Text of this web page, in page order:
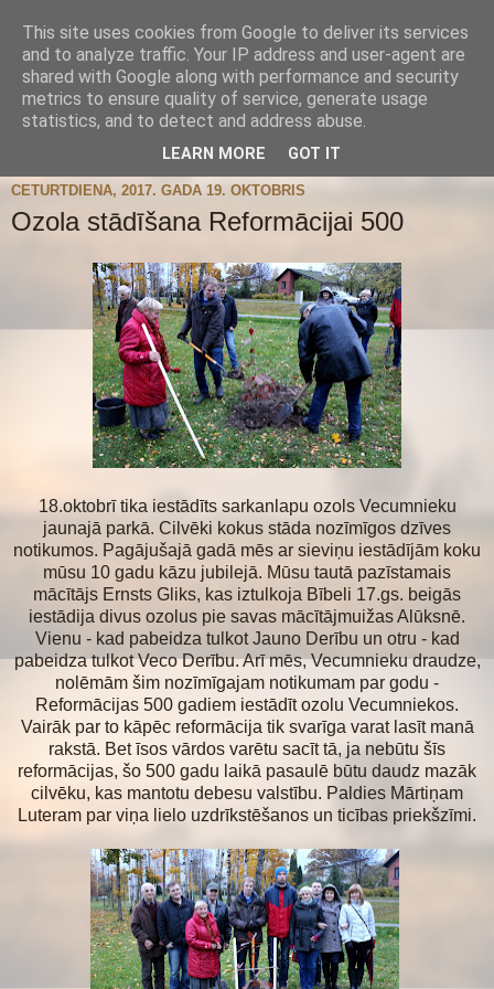
CETURTDIENA, 2017. GADA 19. OKTOBRIS
Ozola stādīšana Reformācijai 500
18.oktobrī tika iestādīts sarkanlapu ozols Vecumnieku
jaunajā parkā. Cilvēki kokus stāda nozīmīgos dzīves
notikumos. Pagājušajā gadā mēs ar sieviņu iestādījām koku
mūsu 10 gadu kāzu jubilejā. Mūsu tautā pazīstamais
mācītājs Ernsts Gliks, kas iztulkoja Bībeli 17.gs. beigās
iestādija divus ozolus pie savas mācītājmuižas Alūksnē.
Vienu - kad pabeidza tulkot Jauno Derību un otru - kad
pabeidza tulkot Veco Derību. Arī mēs, Vecumnieku draudze,
nolēmām šim nozīmīgajam notikumam par godu -
Reformācijas 500 gadiem iestādīt ozolu Vecumniekos.
Vairāk par to kāpēc reformācija tik svarīga varat lasīt manā
rakstā. Bet īsos vārdos varētu sacīt tā, ja nebūtu šīs
reformācijas, šo 500 gadu laikā pasaulē būtu daudz mazāk
cilvēku, kas mantotu debesu valstību. Paldies Mārtiņam
Luteram par viņa lielo uzdrīkstēšanos un ticības priekšzīmi.
This site uses cookies from Google to deliver its services
and to analyze traffic. Your IP address and user-agent are
shared with Google along with performance and security
metrics to ensure quality of service, generate usage
statistics, and to detect and address abuse.
LEARN MORE GOT IT